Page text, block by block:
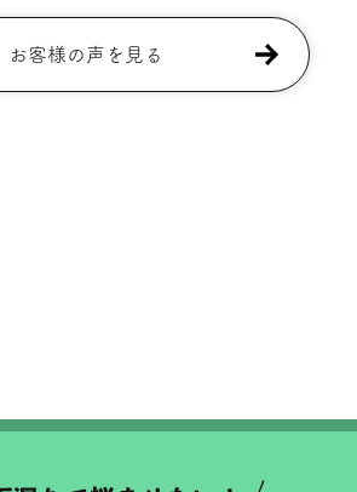
お客様の声を見る